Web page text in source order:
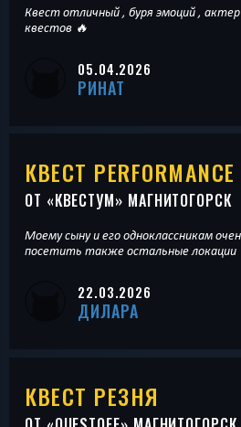
Квест отличный , буря эмоций ,
квестов 🔥
05.04.2026
РИНАТ
КВЕСТ
ОТ «КВЕСТУМ» МАГНИТОГОРСК
Моему сыну и его одноклассникам
посетить также остальные локации
22.03.2026
ДИЛАРА
КВЕСТ РЕЗНЯ